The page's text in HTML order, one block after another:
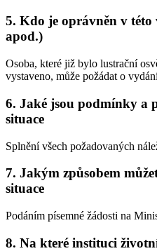
5. Kdo je oprávněn v této
apod.)
Osoba, které již bylo lustrační
vystaveno, může požádat o
6. Jaké jsou podmínky a
situace
Splnění všech požadovaných
7. Jakým způsobem
situace
Podáním písemné žádosti na
8. Na které instituci